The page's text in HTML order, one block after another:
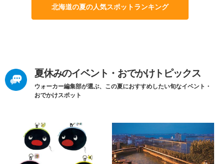
北海道の夏の人気スポットランキング
夏休みのイベント・おでかけトピックス
ウォーカー編集部が選ぶ、この夏におすすめしたい旬なイベント・
おでかけスポット